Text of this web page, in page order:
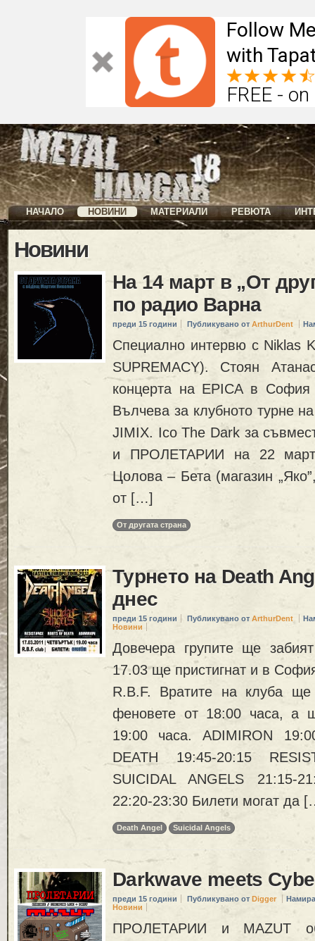
Follow
with
FREE -
НАЧАЛО НОВИНИ МАТЕРИАЛИ РЕВЮТА
Новини
На 14 март в „От
по радио Варна
преди 15 години Публикувано от ArthurDent
Специално интервю с Niklas
SUPREMACY). Стоян
концерта на EPICA в
Вълчева за клубното турне
JIMIX. Ico The Dark за
и ПРОЛЕТАРИИ на 22
Цолова – Бета (магазин
от […]
От другата страна
Турнето на Death
днес
преди 15 години Публикувано от ArthurDent
Новини
Довечера групите ще
17.03 ще пристигнат и в
R.B.F. Вратите на клуба
феновете от 18:00 часа, а
19:00 часа. ADIMIRON
DEATH 19:45-20:15
SUICIDAL ANGELS 21:15-
22:20-23:30 Билети могат да
Death Angel Suicidal Angels
Darkwave meets
преди 15 години Публикувано от Digger
Новини
ПРОЛЕТАРИИ и MAZUT